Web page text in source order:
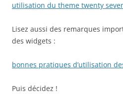
utilisation du theme twenty
Lisez aussi des remarques
des widgets :
bonnes pratiques d’utilisation
Puis décidez !